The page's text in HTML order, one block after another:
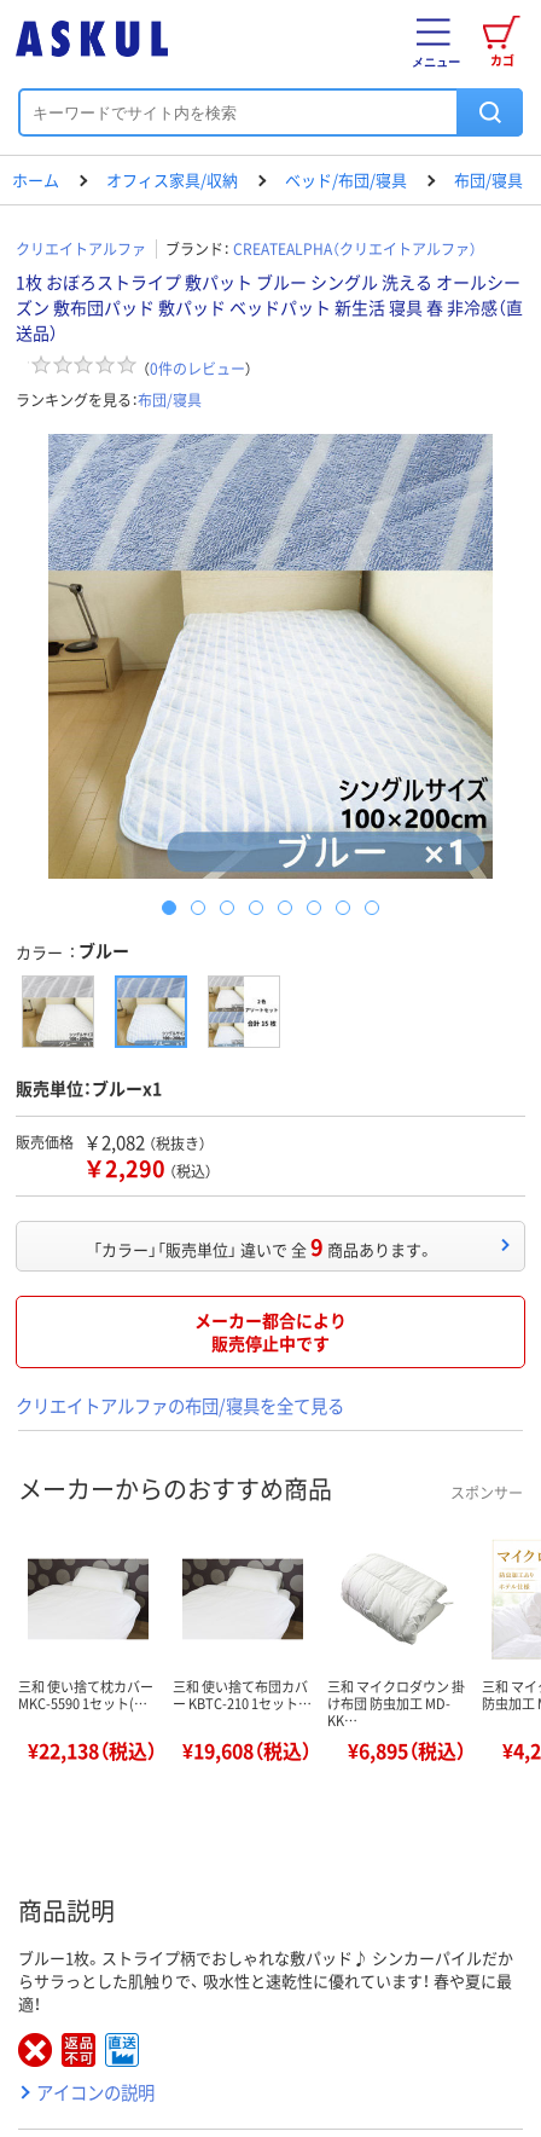
カゴ
メニュー
ホーム オフィス家具/収納 ベッド/布団/寝具 布団/寝具
クリエイトアルファ ブランド： CREATEALPHA（クリエイトアルファ）
1枚 おぼろストライプ 敷パット ブルー シングル 洗える オールシー
ズン 敷布団パッド 敷パッド ベッドパット 新生活 寝具 春 非冷感（直
送品）
（0件のレビュー）
ランキングを見る：布団/寝具
カラー ブルー
販売単位：ブルーx1
販売価格 ￥2,082 （税抜き）
￥2,290 （税込）
「カラー」「販売単位」 違いで 全9 商品あります。
メーカー都合により
販売停止中です
クリエイトアルファの布団/寝具を全て見る
メーカーからのおすすめ商品 スポンサー
三和 使い捨て枕カバー
MKC-5590 1セット(…
¥22,138（税込）
三和 使い捨て布団カバ
ー KBTC-210 1セット…
¥19,608（税込）
三和 マイクロダウン 掛
け布団 防虫加工 MD-
KK…
¥6,895（税込）
三和 マ
防虫加
商品説明
ブルー1枚。ストライプ柄でおしゃれな敷パッド♪ シンカーパイルだか
らサラっとした肌触りで、 吸水性と速乾性に優れています！ 春や夏に最
適！
アイコンの説明